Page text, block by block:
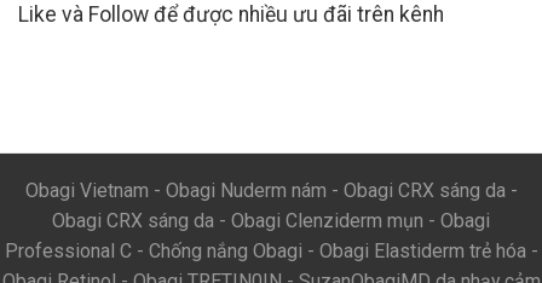
Like và Follow để được nhiều ưu đãi trên kênh
Obagi Vietnam - Obagi Nuderm nám - Obagi CRX sáng da -
Obagi CRX sáng da - Obagi Clenziderm mụn - Obagi
Professional C - Chống nắng Obagi - Obagi Elastiderm trẻ hóa -